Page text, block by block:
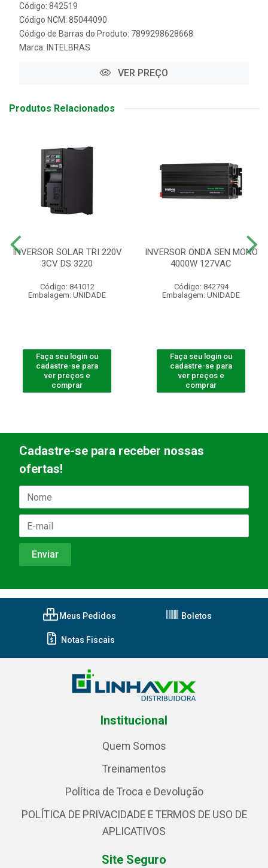
Código: 842519
Código NCM: 85044090
Código de Barras do Produto: 7899298628668
Marca: INTELBRAS
VER PREÇO
Produtos Relacionados
INVERSOR SOLAR TRI 220V
3CV DS 3220
Código: 841012
Embalagem: UNIDADE
Faça seu login ou
cadastre-se para
ver preços e
comprar
INVERSOR ONDA SEN MONO
4000W 127VAC
Código: 842794
Embalagem: UNIDADE
Faça seu login ou
cadastre-se para
ver preços e
comprar
Cadastre-se para receber nossas
ofertas!
Meus Pedidos Boletos
Notas Fiscais
Institucional
Quem Somos
Treinamentos
Política de Troca e Devolução
POLÍTICA DE PRIVACIDADE E TERMOS DE USO DE
APLICATIVOS
Site Seguro